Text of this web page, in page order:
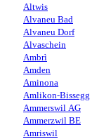
Altwis
Alvaneu Bad
Alvaneu Dorf
Alvaschein
Ambrì
Amden
Aminona
Amlikon-Bissegg
Ammerswil AG
Ammerzwil BE
Amriswil